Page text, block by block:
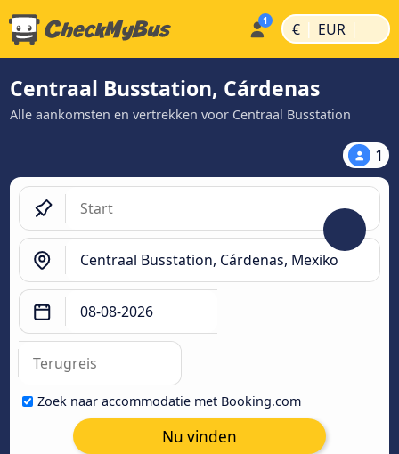
€ | EUR |
Centraal Busstation, Cárdenas
Alle aankomsten en vertrekken voor Centraal Busstation
1
Zoek naar accommodatie met Booking.com
Nu vinden